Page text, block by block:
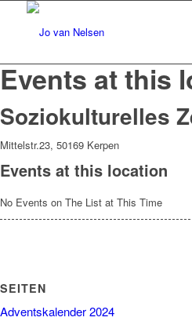
Events at this
Soziokulturelles
Mittelstr.23, 50169 Kerpen
Events at this location
No Events on The List at This Time
SEITEN
Adventskalender 2024